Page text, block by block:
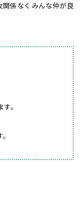
係なくみんな仲が良
。